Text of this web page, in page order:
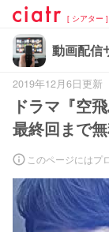
[ シアター ]
動画配信
2019年12月6日更新
ドラマ『空
最終回まで
このページにはプ